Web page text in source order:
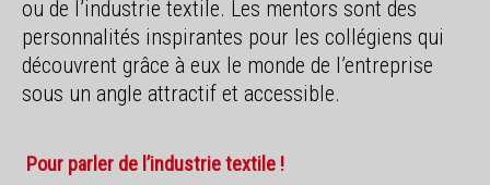
ou de l’industrie textile. Les mentors sont des
personnalités inspirantes pour les collégiens qui
découvrent grâce à eux le monde de l’entreprise
sous un angle attractif et accessible.
Pour parler de l’industrie textile !